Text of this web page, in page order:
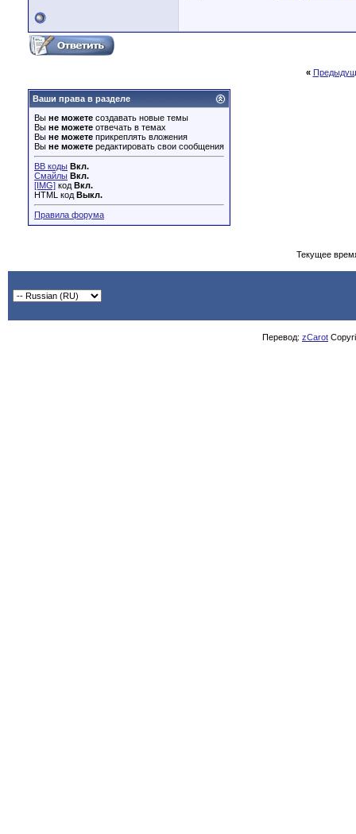
«
Ваши права в разделе
Вы не можете создавать новые темы
Вы не можете отвечать в темах
Вы не можете прикреплять вложения
Вы не можете редактировать свои сообщения
BB коды Вкл.
Смайлы Вкл.
[IMG] код Вкл.
HTML код Выкл.
Правила форума
Текущее
Перевод: zCarot